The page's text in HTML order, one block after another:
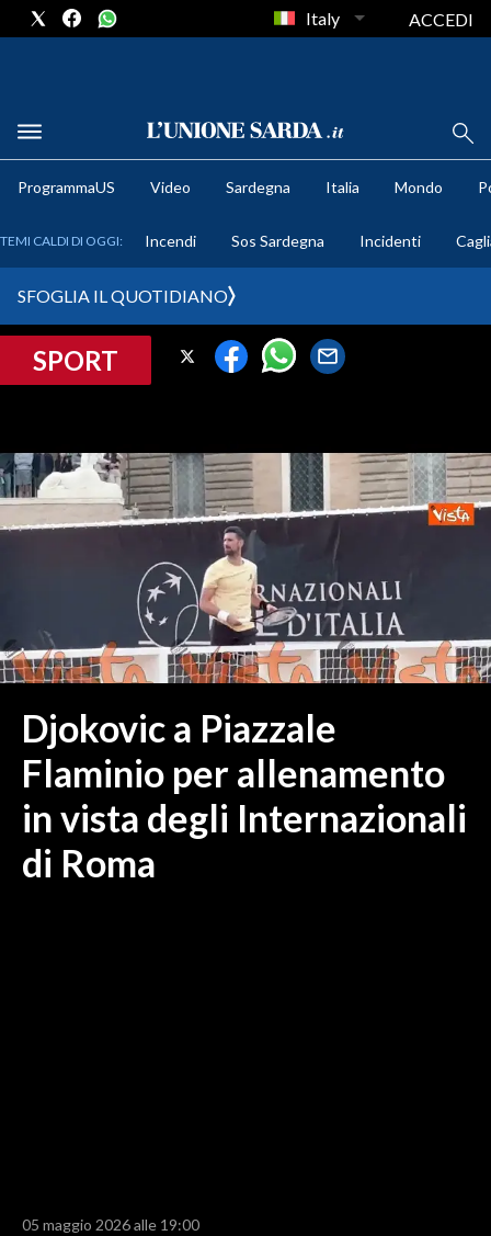
METEO
CRONACA SARDEGNA
SULCIS IGLESIENTE
MEDIO CAMPIDANO
ORISTANO E PROVINCIA
SASSARI E PROVINCIA
NUORO E PROVINCIA
OGLIASTRA
CRONACA
ITALIA
MONDO
POLITICA
CALCIO
Italy ACCEDI
ProgrammaUS Video Sardegna Italia Mondo
TEMI CALDI DI OGGI: Incendi Sos Sardegna Incidenti
SFOGLIA IL QUOTIDIANO
SPORT
Djokovic a Piazzale
Flaminio per allenamento
in vista degli Internazionali
di Roma
05 maggio 2026 alle 19:00